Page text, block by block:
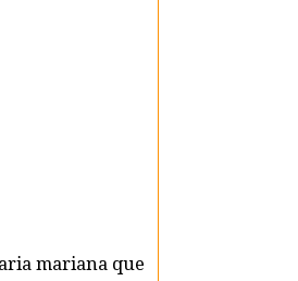
mariana que